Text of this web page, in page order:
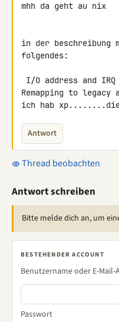
mhh da geht au nix
in der beschreibung
folgendes:
Remapping to legacy
ich hab
Antwort
Thread beobachten
Antwort schreiben
Bitte melde dich an, um
BESTEHENDER ACCOUNT
Benutzername oder E-Mail-
Passwort